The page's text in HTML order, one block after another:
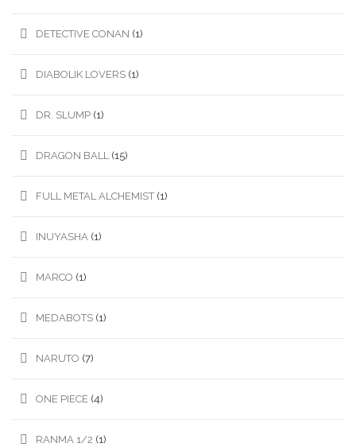
DETECTIVE CONAN (1)
DIABOLIK LOVERS (1)
DR. SLUMP (1)
DRAGON BALL (15)
FULL METAL ALCHEMIST (1)
INUYASHA (1)
MARCO (1)
MEDABOTS (1)
NARUTO (7)
ONE PIECE (4)
RANMA 1/2 (1)